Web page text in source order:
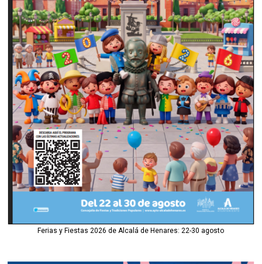
Ferias y Fiestas 2026 de Alcalá de Henares: 22-30 agosto